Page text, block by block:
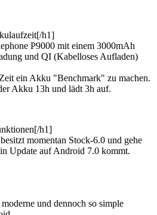
h1]
P9000 mit einem 3000mAh
und QI (Kabelloses Aufladen)
ein Akku "Benchmark" zu machen.
Akku 13h und lädt 3h auf.
h1]
momentan Stock-6.0 und gehe
Update auf Android 7.0 kommt.
und dennoch so simple